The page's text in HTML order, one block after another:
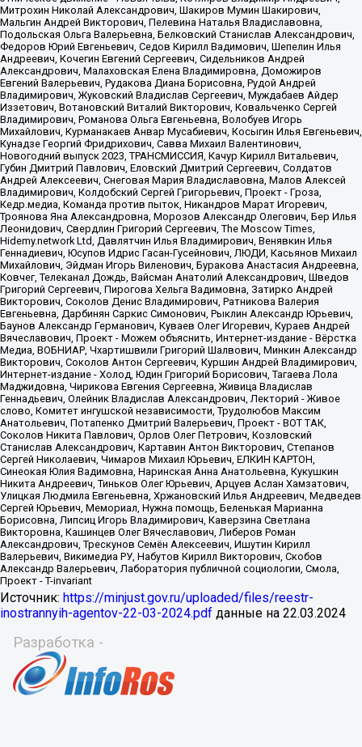
Источник: https://minjust.gov.ru/uploaded/files/reestr-
inostrannyih-agentov-22-03-2024.pdf данные на 22.03.2024
Разработка -